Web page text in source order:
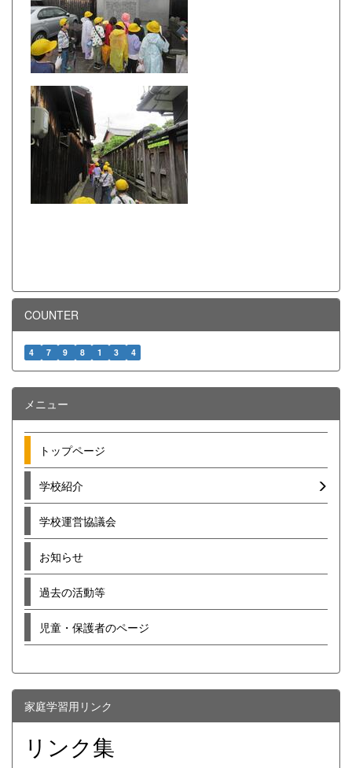
COUNTER
4 7 9 8 1 3 4
メニュー
トップページ
学校紹介
学校運営協議会
お知らせ
過去の活動等
児童・保護者のページ
家庭学習用リンク
リンク集